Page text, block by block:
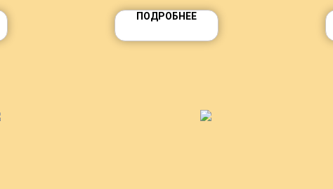
ПОДРОБНЕЕ